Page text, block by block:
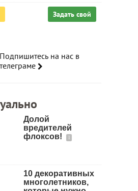
Задать свой
Подпишитесь на нас в
телеграме
Долой
вредителей
флоксов!
1
10 декоративных
многолетников,